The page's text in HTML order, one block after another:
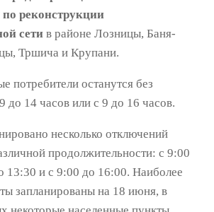
реконструкции
сети в районе Лозницы, Баня-
Тршича и Крупани.
потребители останутся без
до 14 часов или с 9 до 16 часов.
несколько отключений
продолжительности: с 9:00
13:30 и с 9:00 до 16:00. Наиболее
запланированы на 18 июня, в